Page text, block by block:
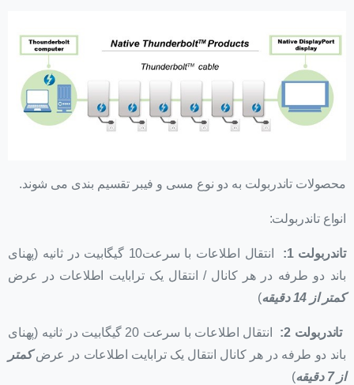
محصولات تاندربولت به دو نوع مسی و فیبر تقسیم بندی می شوند.
انواع تاندربولت:
تاندربولت 1:
انتقال اطلاعات با سرعت10 گیگابیت در ثانیه (پهنای
باند دو طرفه در هر کانال / انتقال یک ترابایت اطلاعات در عرض
کمتر از 14 دقیقه
)
تاندربولت 2:
انتقال اطلاعات با سرعت 20 گیگابیت در ثانیه (پهنای
باند دو طرفه در هر کانال انتقال یک ترابایت اطلاعات در عرضکمتر
از 7
دقیقه)